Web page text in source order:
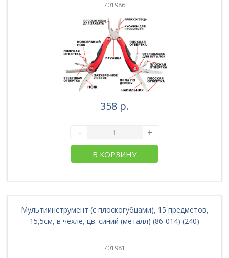
701986
358 р.
- +
В КОРЗИНУ
Мультиинструмент (с плоскогубцами), 15 предметов,
15,5см, в чехле, цв. синий (металл) (86-014) (240)
701981